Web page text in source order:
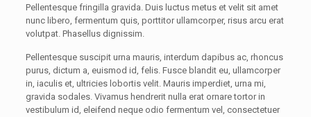
Pellentesque fringilla gravida. Duis luctus metus et velit sit amet
nunc libero, fermentum quis, porttitor ullamcorper, risus arcu erat
volutpat. Phasellus dignissim.
Pellentesque suscipit urna mauris, interdum dapibus ac, rhoncus
purus, dictum a, euismod id, felis. Fusce blandit eu, ullamcorper
in, iaculis et, ultricies lobortis velit. Mauris imperdiet, urna mi,
gravida sodales. Vivamus hendrerit nulla erat ornare tortor in
vestibulum id, eleifend neque odio fermentum vel, consectetuer